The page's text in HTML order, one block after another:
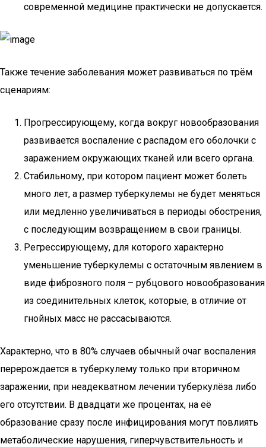
современной медицине практически не допускается.
Также течение заболевания может развиваться по трём
сценариям:
Прогрессирующему, когда вокруг новообразования
развивается воспаление с распадом его оболочки с
заражением окружающих тканей или всего органа.
Стабильному, при котором пациент может болеть
много лет, а размер туберкулемы не будет меняться
или медленно увеличиваться в периоды обострения,
с последующим возвращением в свои границы.
Регрессирующему, для которого характерно
уменьшение туберкулемы с остаточным явлением в
виде фиброзного поля – рубцового новообразования
из соединительных клеток, которые, в отличие от
гнойных масс не рассасываются.
Характерно, что в 80% случаев обычный очаг воспаления
перерождается в туберкулему только при вторичном
заражении, при неадекватном лечении туберкулёза либо
его отсутствии. В двадцати же процентах, на её
образование сразу после инфицирования могут повлиять
метаболические нарушения, гиперчувствительность и